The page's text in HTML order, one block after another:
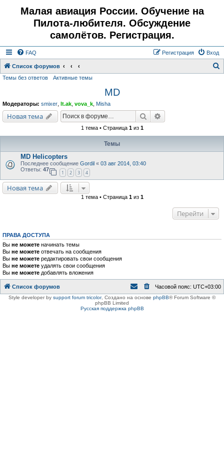
Малая авиация России. Обучение на
Пилота-любителя. Обсуждение
самолётов. Регистрация.
FAQ Вход
Регистрация
Список форумов
Темы без ответов Активные темы
MD
Модераторы: smixer lt.ak vova_k Misha
Новая тема Поиск
1 тема • Страница 1из 1
Темы
MD Helicopters
Последнее сообщение Gordil « 03 авг 2014, 03:40
Ответы: 47
1 2 3 4
Новая тема
1 тема • Страница 1из 1
Перейти
ПРАВА ДОСТУПА
Вы не можете начинать темы
Вы не можете отвечать на сообщения
Вы не можете редактировать свои сообщения
Вы не можете удалять свои сообщения
Вы не можете добавлять вложения
Список форумов Часовой пояс: UTC+03:00
Style developer by support forum tricolor, Создано на основе phpBB® Forum Software ©
phpBB Limited
Русская поддержка phpBB